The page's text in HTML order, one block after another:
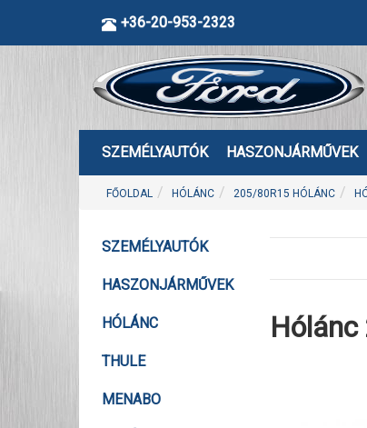
+36-20-953-2323
SZEMÉLYAUTÓK HASZONJÁRMŰVEK
FŐOLDAL HÓLÁNC 205/80R15 HÓLÁNC
SZEMÉLYAUTÓK
HASZONJÁRMŰVEK
HÓLÁNC
THULE
MENABO